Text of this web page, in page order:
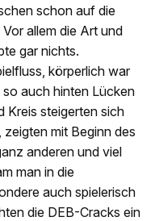
schon auf die
allem die Art und
gar nichts.
körperlich war
auch hinten Lücken
Kreis steigerten sich
mit Beginn des
anderen und viel
man in die
auch spielerisch
die DEB-Cracks ein